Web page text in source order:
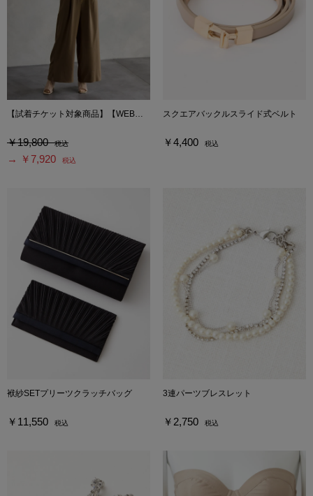
￥19,800 税込
→ ￥7,920 税込
スクエアバックルスライド式ベルト
￥4,400 税込
袱紗SETプリーツクラッチバッグ
￥11,550 税込
3連パーツブレスレット
￥2,750 税込